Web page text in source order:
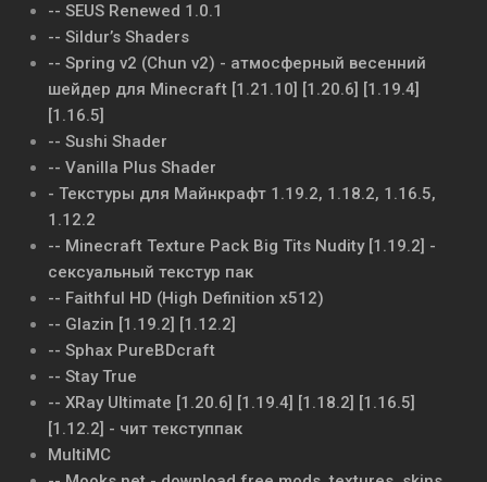
-- SEUS Renewed 1.0.1
-- Sildur’s Shaders
-- Spring v2 (Chun v2) - атмосферный весенний
шейдер для Minecraft [1.21.10] [1.20.6] [1.19.4]
[1.16.5]
-- Sushi Shader
-- Vanilla Plus Shader
- Текстуры для Майнкрафт 1.19.2, 1.18.2, 1.16.5,
1.12.2
-- Minecraft Texture Pack Big Tits Nudity [1.19.2] -
сексуальный текстур пак
-- Faithful HD (High Definition x512)
-- Glazin [1.19.2] [1.12.2]
-- Sphax PureBDcraft
-- Stay True
-- XRay Ultimate [1.20.6] [1.19.4] [1.18.2] [1.16.5]
[1.12.2] - чит текступпак
MultiMC